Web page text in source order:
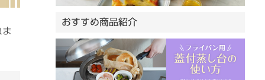
おすすめ商品紹介